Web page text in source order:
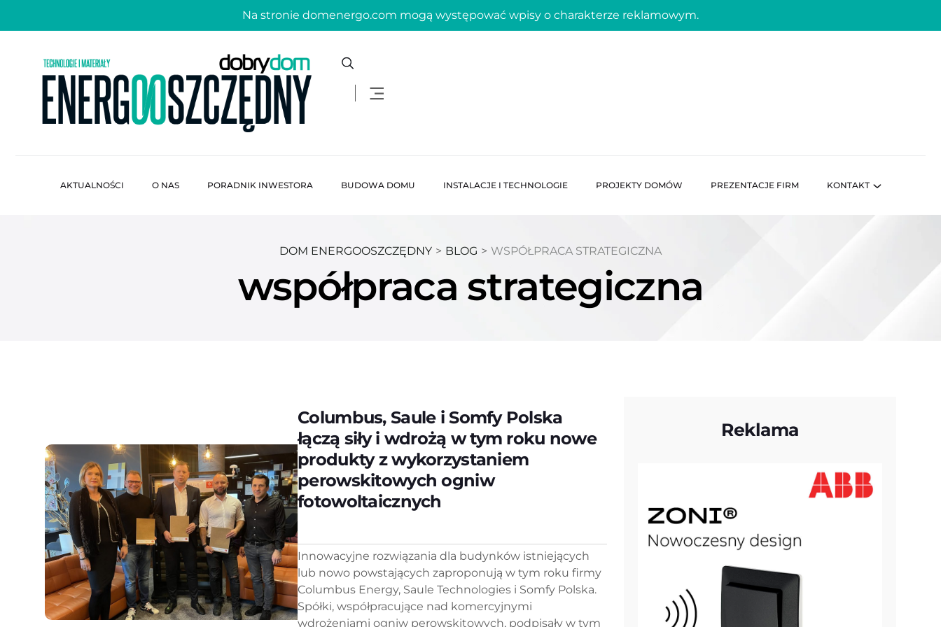
Na stronie domenergo.com mogą występować wpisy o charakterze reklamowym.
AKTUALNOŚCI O NAS PORADNIK INWESTORA BUDOWA DOMU INSTALACJE I TECHNOLOGIE PROJEKTY DOMÓW PREZENTACJE FIRM KONTAKT
DOM ENERGOOSZCZĘDNY > BLOG > WSPÓŁPRACA STRATEGICZNA
współpraca strategiczna
Columbus, Saule i Somfy Polska
łączą siły i wdrożą w tym roku nowe
produkty z wykorzystaniem
perowskitowych ogniw
fotowoltaicznych
Innowacyjne rozwiązania dla budynków istniejących
lub nowo powstających zaproponują w tym roku firmy
Columbus Energy, Saule Technologies i Somfy Polska.
Spółki, współpracujące nad komercyjnymi
wdrożeniami ogniw perowskitowych, podpisały w tym
Reklama